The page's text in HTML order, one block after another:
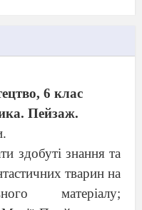
6 клас
Пейзаж.
.
здобуті знання та
тварин на
матеріалу;